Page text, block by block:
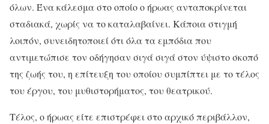
όλων. Ένα κάλεσμα στο οποίο ο ήρωας ανταποκρίνεται
σταδιακά, χωρίς να το καταλαβαίνει. Κάποια στιγμή
λοιπόν, συνειδητοποιεί ότι όλα τα εμπόδια που
αντιμετώπισε τον οδήγησαν σιγά σιγά στον ύψιστο σκοπό
της ζωής του, η επίτευξη του οποίου συμπίπτει με το τέλος
του έργου, του μυθιστορήματος, του θεατρικού.
Τέλος, ο ήρωας είτε επιστρέφει στο αρχικό περιβάλλον,